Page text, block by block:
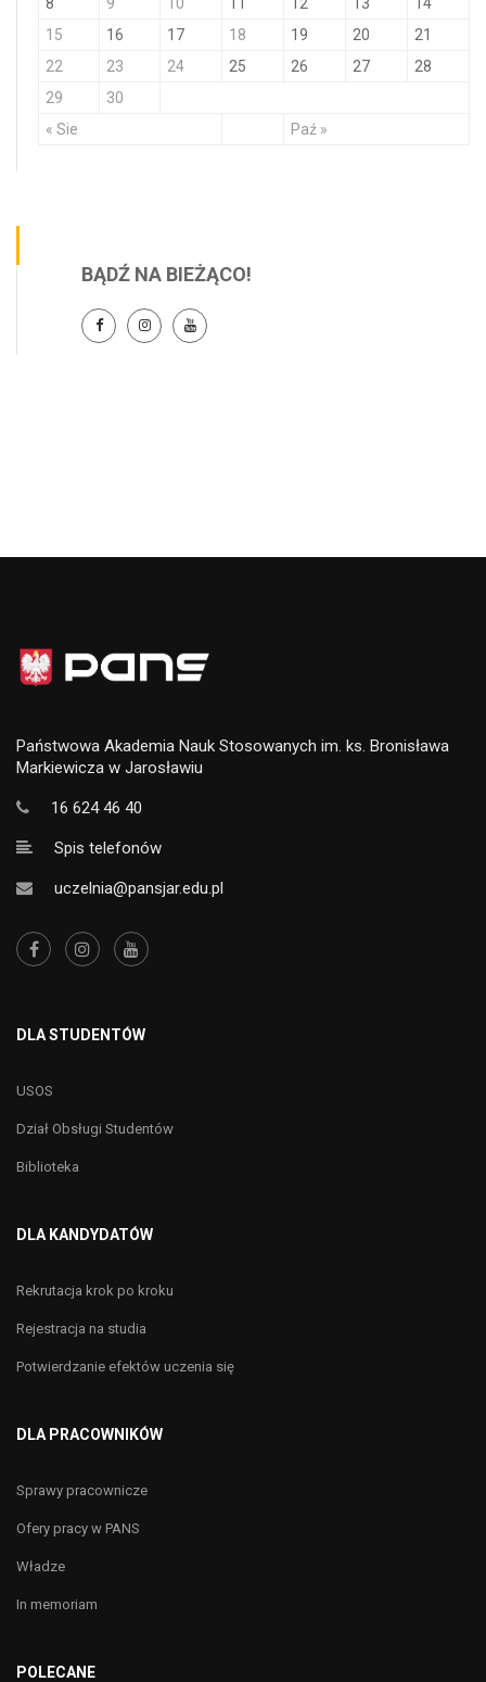
« Sie Paź »
8 9 10 12 13
14
15
16 17 18 19 20
21
22
23 24 25 26 27
28
29
30
BĄDŹ NA BIEŻĄCO!
Państwowa Akademia Nauk Stosowanych im. ks. Bronisława
Markiewicza w Jarosławiu
16 624 46 40
Spis telefonów
uczelnia@pansjar.edu.pl
DLA STUDENTÓW
USOS
Dział Obsługi Studentów
Biblioteka
DLA KANDYDATÓW
Rekrutacja krok po kroku
Rejestracja na studia
Potwierdzanie efektów uczenia się
DLA PRACOWNIKÓW
Sprawy pracownicze
Ofery pracy w PANS
Władze
In memoriam
POLECANE